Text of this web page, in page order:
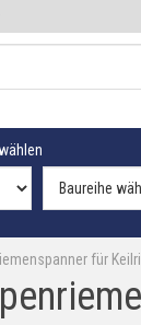
für